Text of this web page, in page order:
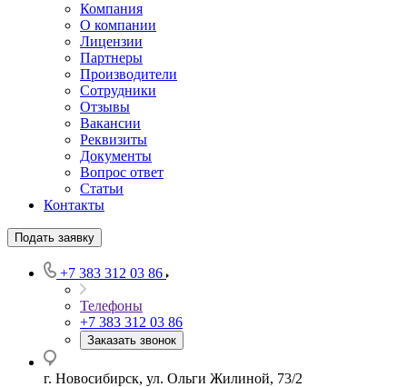
Компания
О компании
Лицензии
Партнеры
Производители
Сотрудники
Отзывы
Вакансии
Реквизиты
Документы
Вопрос ответ
Статьи
Контакты
Подать заявку
+7 383 312 03 86
Телефоны
+7 383 312 03 86
Заказать звонок
г. Новосибирск, ул. Ольги Жилиной, 73/2